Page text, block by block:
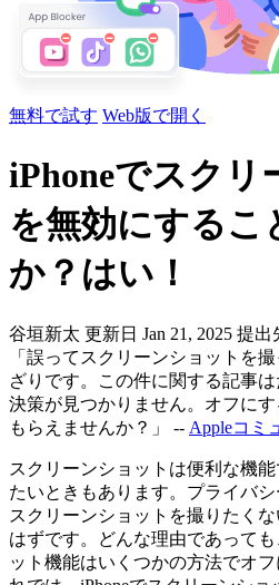
無料で試す Web版で開く
iPhoneでスクリ
を無効にするこ
か？はい！
谷垣新太 更新日 Jan 21, 2025 提出
「誤ってスクリーンショットを
ざりです。この件に関する記事
決策が見つかりません。オフに
もらえませんか？」 -- Appleコミ
スクリーンショットは便利な機
たいときもあります。プライバ
スクリーンショットを撮りたく
はずです。どんな理由であっても
ット機能はいくつかの方法でオ